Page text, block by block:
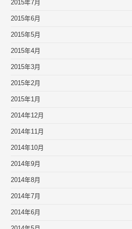
2015年7月
2015年6月
2015年5月
2015年4月
2015年3月
2015年2月
2015年1月
2014年12月
2014年11月
2014年10月
2014年9月
2014年8月
2014年7月
2014年6月